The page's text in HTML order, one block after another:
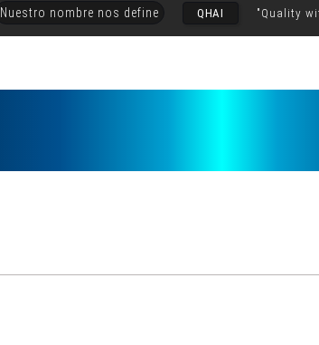
Nuestro nombre nos define QHAI "Quality